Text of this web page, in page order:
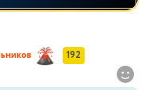
192